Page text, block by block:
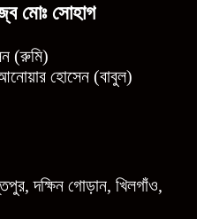
মোঃ সোহাগ
(রুমি)
হোসেন (বাবুল)
দক্ষিন গোড়ান, খিলগাঁও,